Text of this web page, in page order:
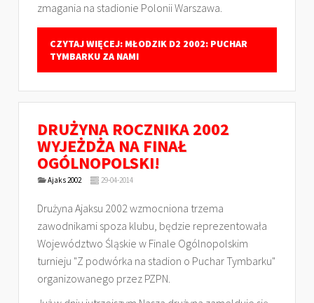
zmagania na stadionie Polonii Warszawa.
CZYTAJ WIĘCEJ: MŁODZIK D2 2002: PUCHAR
TYMBARKU ZA NAMI
DRUŻYNA ROCZNIKA 2002
WYJEŻDŻA NA FINAŁ
OGÓLNOPOLSKI!
Ajaks 2002 29-04-2014
Drużyna Ajaksu 2002 wzmocniona trzema
zawodnikami spoza klubu, będzie reprezentowała
Województwo Śląskie w Finale Ogólnopolskim
turnieju "Z podwórka na stadion o Puchar Tymbarku"
organizowanego przez PZPN.